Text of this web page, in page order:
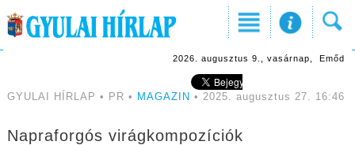
2026. augusztus 9., vasárnap, Emőd
GYULAI HÍRLAP • PR • MAGAZIN • 2025. augusztus 27. 16:46
Napraforgós virágkompozíciók